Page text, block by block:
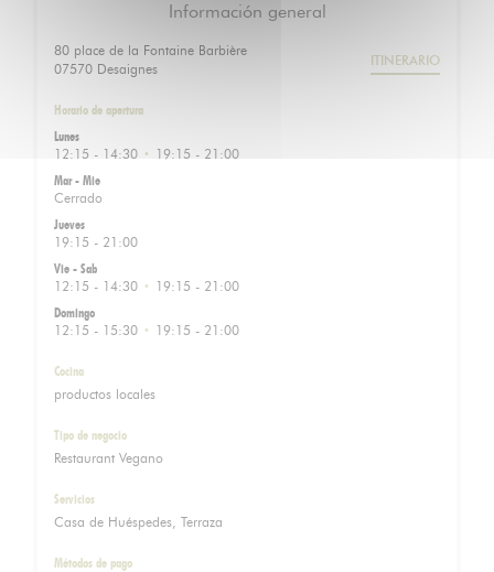
Información general
80 place de la Fontaine Barbière
07570 Desaignes((abre en una nueva ventana)) ITINERARIO
Horario de apertura
Lunes
12:15 - 14:30 •
19:15 - 21:00
Mar- Mie
Cerrado
Jueves
19:15 - 21:00
Vie - Sab
12:15 - 14:30 •
19:15 - 21:00
Domingo
12:15 - 15:30 • 19:15 - 21:00
Cocina
productos locales
Tipo de negocio
Restaurant Vegano
Servicios
Casa de Huéspedes, Terraza
Métodos de pago